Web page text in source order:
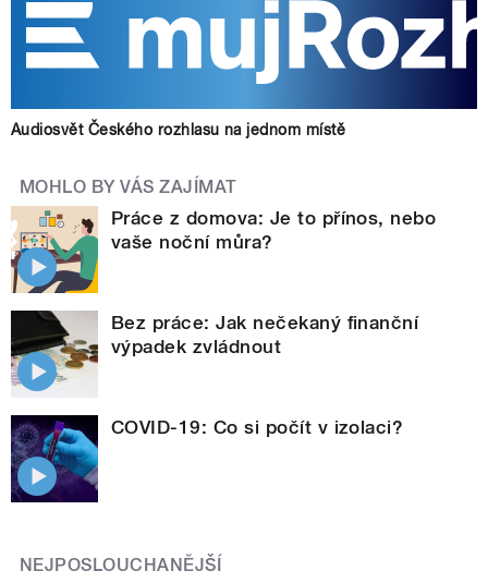
Audiosvět Českého rozhlasu na jednom místě
MOHLO BY VÁS ZAJÍMAT
Práce z domova: Je to přínos, nebo
vaše noční můra?
Bez práce: Jak nečekaný finanční
výpadek zvládnout
COVID-19: Co si počít v izolaci?
NEJPOSLOUCHANĚJŠÍ